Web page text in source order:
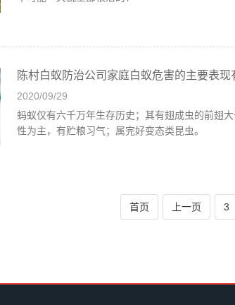
陈村白蚁防治公司家庭白蚁危害的主要表现
2020/09/29
蚂蚁仅有六千万年生存历史；其有翅成虫的前翅
性为主，有贮粮习气；属完好变态类昆虫。
首页 上一页 3